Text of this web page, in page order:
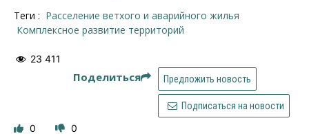
Теги :
Расселение ветхого и аварийного жилья
комплексное развитие территорий
23 411
Поделиться Предложить новость
Подписаться на новости
0 0